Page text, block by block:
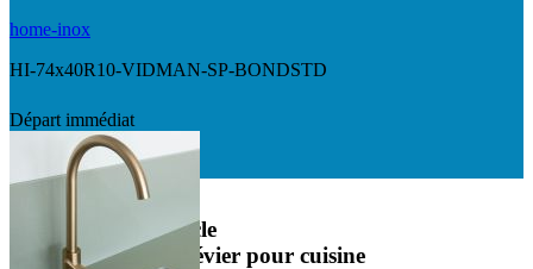
home-inox
HI-74x40R10-VIDMAN-SP-BONDSTD
Départ immédiat
Départ immédiat
Rechercher un article
ou une référence d'
évier pour cuisine